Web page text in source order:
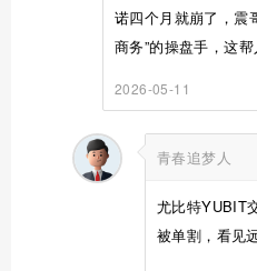
诺四个月就崩了，震
商务”的操盘手，这
2026-05-11
青春追梦人
尤比特YUBIT
被单割，看见